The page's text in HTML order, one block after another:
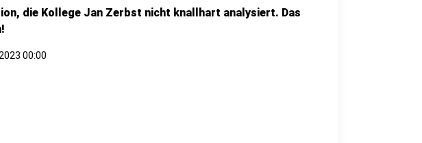
die Kollege Jan Zerbst nicht knallhart analysiert. Das
00:00